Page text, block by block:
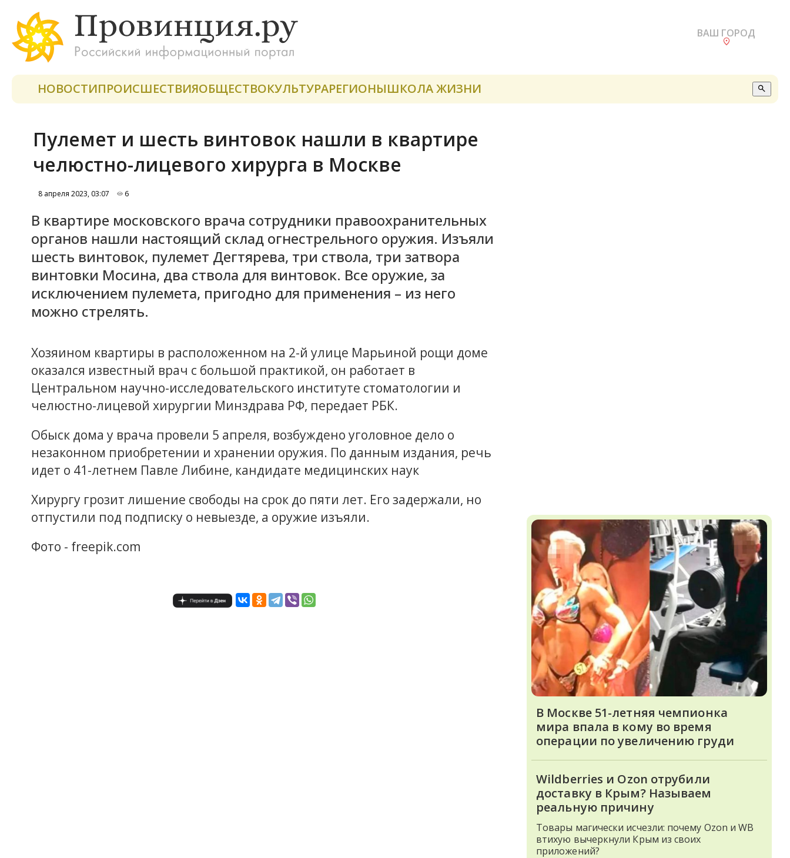
ВАШ ГОРОД
НОВОСТИПРОИСШЕСТВИЯОБЩЕСТВОКУЛЬТУРАРЕГИОНЫШКОЛА ЖИЗНИ
Пулемет и шесть винтовок нашли в квартире
челюстно-лицевого хирурга в Москве
8 апреля 2023, 03:07 6
В квартире московского врача сотрудники правоохранительных
органов нашли настоящий склад огнестрельного оружия. Изъяли
шесть винтовок, пулемет Дегтярева, три ствола, три затвора
винтовки Мосина, два ствола для винтовок. Все оружие, за
исключением пулемета, пригодно для применения – из него
можно стрелять.
Хозяином квартиры в расположенном на 2-й улице Марьиной рощи доме
оказался известный врач с большой практикой, он работает в
Центральном научно-исследовательского институте стоматологии и
челюстно-лицевой хирургии Минздрава РФ, передает РБК.
Обыск дома у врача провели 5 апреля, возбуждено уголовное дело о
незаконном приобретении и хранении оружия. По данным издания, речь
идет о 41-летнем Павле Либине, кандидате медицинских наук
Хирургу грозит лишение свободы на срок до пяти лет. Его задержали, но
отпустили под подписку о невыезде, а оружие изъяли.
Фото - freepik.com
В Москве 51-летняя чемпионка
мира впала в кому во время
операции по увеличению груди
Wildberries и Ozon отрубили
доставку в Крым? Называем
реальную причину
Товары магически исчезли: почему Ozon и WB
втихую вычеркнули Крым из своих
приложений?